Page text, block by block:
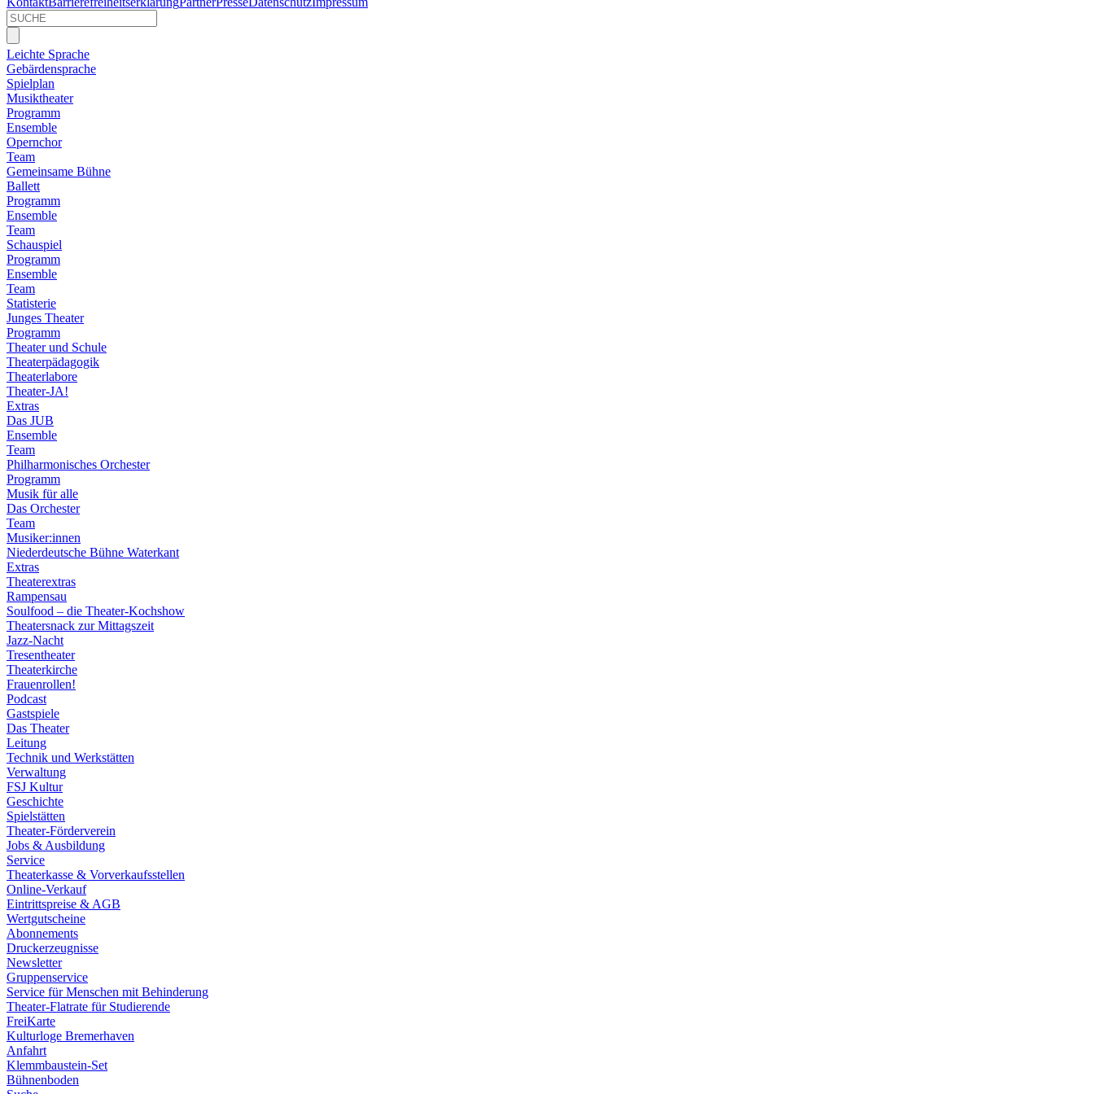
Leichte Sprache
Gebärdensprache
Spielplan
Musiktheater
Programm
Ensemble
Opernchor
Team
Gemeinsame Bühne
Ballett
Programm
Ensemble
Team
Schauspiel
Programm
Ensemble
Team
Statisterie
Junges Theater
Programm
Theater und Schule
Theaterpädagogik
Theaterlabore
Theater-JA!
Extras
Das JUB
Ensemble
Team
Philharmonisches Orchester
Programm
Musik für alle
Das Orchester
Team
Musiker:innen
Niederdeutsche Bühne Waterkant
Extras
Theaterextras
Rampensau
Soulfood – die Theater-Kochshow
Theatersnack zur Mittagszeit
Jazz-Nacht
Tresentheater
Theaterkirche
Frauenrollen!
Podcast
Gastspiele
Das Theater
Leitung
Technik und Werkstätten
Verwaltung
FSJ Kultur
Geschichte
Spielstätten
Theater-Förderverein
Jobs & Ausbildung
Service
Theaterkasse & Vorverkaufsstellen
Online-Verkauf
Eintrittspreise & AGB
Wertgutscheine
Abonnements
Druckerzeugnisse
Newsletter
Gruppenservice
Service für Menschen mit Behinderung
Theater-Flatrate für Studierende
FreiKarte
Kulturloge Bremerhaven
Anfahrt
Klemmbaustein-Set
Bühnenboden